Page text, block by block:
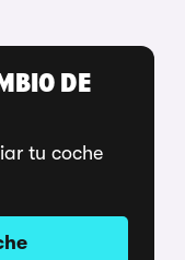
DE
tu coche